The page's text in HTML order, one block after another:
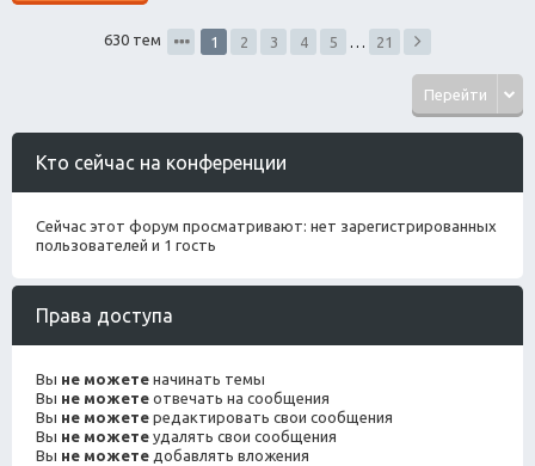
630 тем 1 2 3 4 5 21
Перейти
Кто сейчас на конференции
Сейчас этот форум просматривают: нет зарегистрированных
пользователей и 1 гость
Права доступа
Вы не можете начинать темы
Вы не можете отвечать на сообщения
Вы не можете редактировать свои сообщения
Вы не можете удалять свои сообщения
Вы не можете добавлять вложения